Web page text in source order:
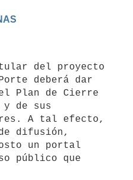
deberá dar
Plan de Cierre
y de sus
A tal efecto,
difusión,
un portal
público que